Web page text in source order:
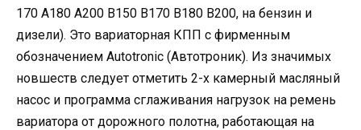
170 A180 A200 B150 B170 B180 B200, на бензин и
дизели). Это вариаторная КПП с фирменным
обозначением Autotronic (Автотроник). Из значимых
новшеств следует отметить 2-х камерный масляный
насос и программа сглаживания нагрузок на ремень
вариатора от дорожного полотна, работающая на